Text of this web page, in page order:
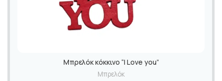
Mπρελόκ κόκκινο “I Love you”
Μπρελόκ